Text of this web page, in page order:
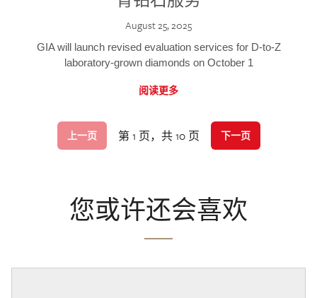
August 25, 2025
GIA will launch revised evaluation services for D-to-Z
laboratory-grown diamonds on October 1
阅读更多
上一页 第 1 页，共 10 页 下一页
您或许还会喜欢